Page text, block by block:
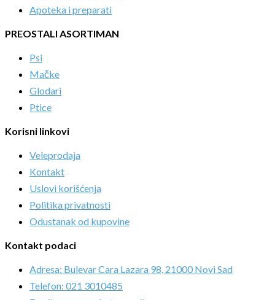
Apoteka i preparati
PREOSTALI ASORTIMAN
Psi
Mačke
Glodari
Ptice
Korisni linkovi
Veleprodaja
Kontakt
Uslovi korišćenja
Politika privatnosti
Odustanak od kupovine
Kontakt podaci
Adresa: Bulevar Cara Lazara 98, 21000 Novi Sad
Telefon: 021 3010485